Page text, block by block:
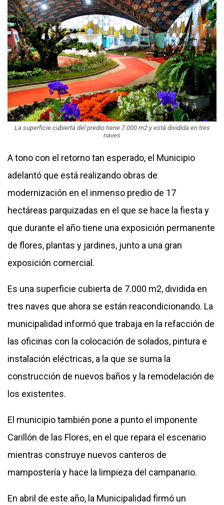
La superficie cubierta del predio tiene 7.000 m2 y está dividida en tres
naves
A tono con el retorno tan esperado, el Municipio
adelantó que está realizando obras de
modernización en el inmenso predio de 17
hectáreas parquizadas en el que se hace la fiesta y
que durante el año tiene una exposición permanente
de flores, plantas y jardines, junto a una gran
exposición comercial.
Es una superficie cubierta de 7.000 m2, dividida en
tres naves que ahora se están reacondicionando. La
municipalidad informó que trabaja en la refacción de
las oficinas con la colocación de solados, pintura e
instalación eléctricas, a la que se suma la
construcción de nuevos baños y la remodelación de
los existentes.
El municipio también pone a punto el imponente
Carillón de las Flores, en el que repara el escenario
mientras construye nuevos canteros de
mampostería y hace la limpieza del campanario.
En abril de este año, la Municipalidad firmó un